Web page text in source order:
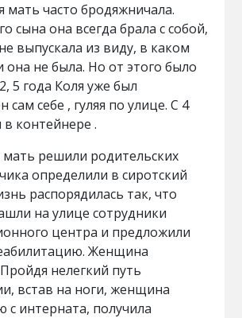
мать часто бродяжничала.
сына она всегда брала с собой,
выпускала из виду, в каком
она не была. Но от этого было
5 года Коля уже был
сам себе , гуляя по улице. С 4
контейнере .
решили родительских
определили в сиротский
распорядилась так, что
на улице сотрудники
центра и предложили
Женщина
Пройдя нелегкий путь
встав на ноги, женщина
с интерната, получила